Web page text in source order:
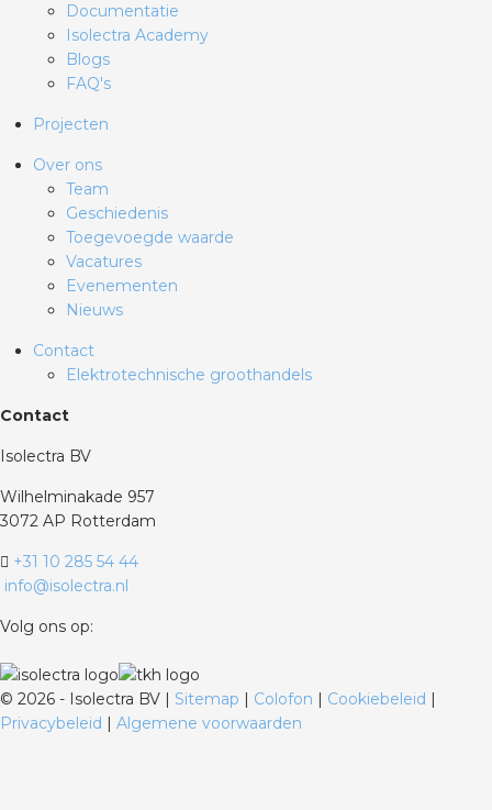
Documentatie
Isolectra Academy
Blogs
FAQ's
Projecten
Over ons
Team
Geschiedenis
Toegevoegde waarde
Vacatures
Evenementen
Nieuws
Contact
Elektrotechnische groothandels
Contact
Isolectra BV
Wilhelminakade 957
3072 AP Rotterdam
+31 10 285 54 44
info@isolectra.nl
Volg ons op:
© 2026 - Isolectra BV | Sitemap | Colofon | Cookiebeleid |
Privacybeleid | Algemene voorwaarden